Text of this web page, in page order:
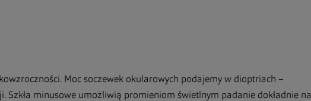
Moc soczewek okularowych podajemy w dioptriach –
Szkła minusowe umożliwią promieniom świetlnym padanie dokładnie na